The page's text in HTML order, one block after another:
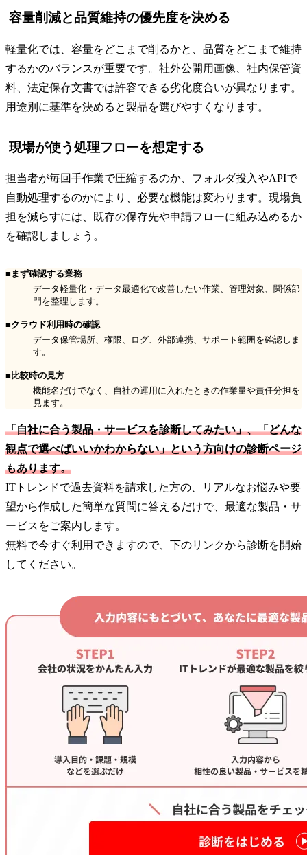
容量削減と品質維持の優先度を決める
軽量化では、容量をどこまで削るかと、品質をどこまで維持
するかのバランスが重要です。社外公開用画像、社内保管資
料、法定保存文書では許容できる劣化度合いが異なります。
用途別に基準を決めると製品を選びやすくなります。
現場が使う処理フローを想定する
担当者が毎回手作業で圧縮するのか、フォルダ投入やAPIで
自動処理するのかにより、必要な機能は変わります。現場負
担を減らすには、既存の保存先や申請フローに組み込めるか
を確認しましょう。
■まず確認する業務
データ軽量化・データ最適化で改善したい作業、管理対象、関係部
門を整理します。
■クラウド利用時の確認
データ保管場所、権限、ログ、外部連携、サポート範囲を確認しま
す。
■比較時の見方
機能名だけでなく、自社の運用に入れたときの作業量や責任分担を
見ます。
「自社に合う製品・サービスを診断してみたい」、「どんな
観点で選べばいいかわからない」という方向けの診断ページ
もあります。
ITトレンドで過去資料を請求した方の、リアルなお悩みや要
望から作成した簡単な質問に答えるだけで、最適な製品・サ
ービスをご案内します。
無料で今すぐ利用できますので、下のリンクから診断を開始
してください。